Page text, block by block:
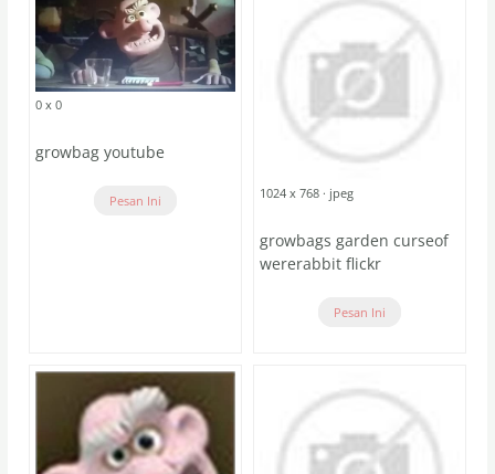
0 x 0
growbag youtube
Pesan Ini 1024 x 768 · jpeg
growbags garden curseof
wererabbit flickr
Pesan Ini